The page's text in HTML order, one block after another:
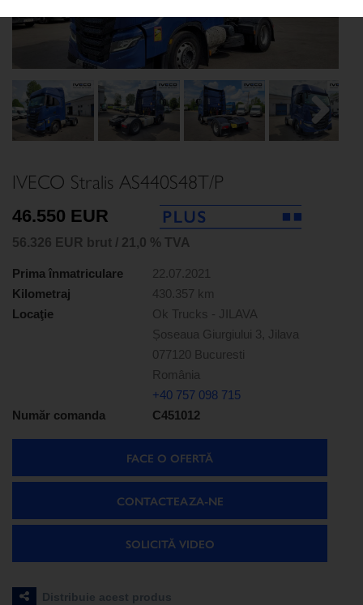
Next
IVECO Stralis AS440S48T/P
46.550 EUR
56.326 EUR brut / 21,0 % TVA
Prima înmatriculare
22.07.2021
Kilometraj
430.357 km
Locaţie
Ok Trucks - JILAVA
Șoseaua Giurgiului 3, Jilava
077120 Bucuresti
România
+40 757 098 715
Număr comanda
C451012
FACE O OFERTĂ
CONTACTEAZA-NE
SOLICITĂ VIDEO
Distribuie acest produs